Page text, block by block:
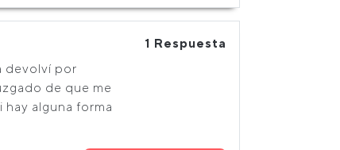
1 Respuesta
devolví por
de que me
alguna forma